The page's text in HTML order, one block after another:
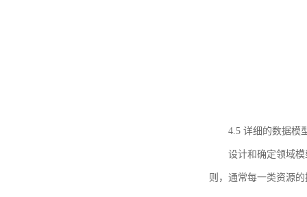
4.5 详细的数据模
设计和确定领域
则，通常每一类资源